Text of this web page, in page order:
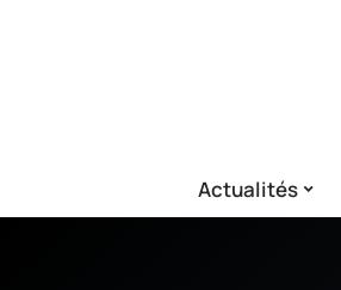
Actualités